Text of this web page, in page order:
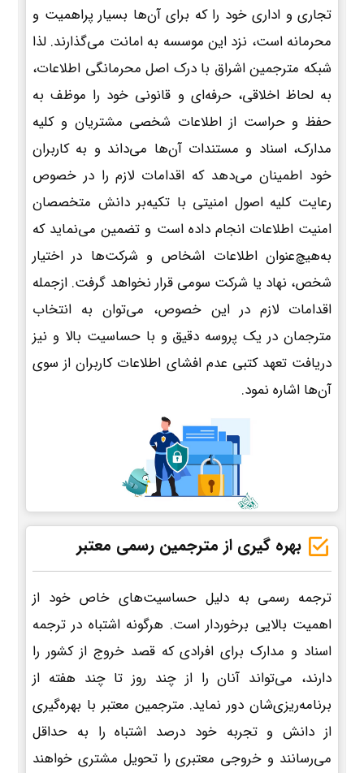
تجاری و اداری خود را که برای آن‌ها بسیار پراهمیت و
محرمانه است، نزد این موسسه به امانت می‌گذارند. لذا
شبکه مترجمین اشراق با درک اصل محرمانگی اطلاعات،
به لحاظ اخلاقی، حرفه‌ای و قانونی خود را موظف به
حفظ و حراست از اطلاعات شخصی مشتریان و کلیه
مدارک، اسناد و مستندات آن‌ها می‌داند و به کاربران
خود اطمینان می‌دهد که اقدامات لازم را در خصوص
رعایت کلیه اصول امنیتی با تکیه‌بر دانش متخصصان
امنیت اطلاعات انجام داده است و تضمین می‌نماید که
به‌هیچ‌عنوان اطلاعات اشخاص و شرکت‌ها در اختیار
شخص، نهاد یا شرکت سومی قرار نخواهد گرفت. ازجمله
اقدامات لازم در این خصوص، می‌توان به انتخاب
مترجمان در یک پروسه دقیق و با حساسیت بالا و نیز
دریافت تعهد کتبی عدم افشای اطلاعات کاربران از سوی
آن‌ها اشاره نمود.
بهره گیری از مترجمین رسمی معتبر
ترجمه رسمی به دلیل حساسیت‌های خاص خود از
اهمیت بالایی برخوردار است. هرگونه اشتباه در ترجمه
اسناد و مدارک برای افرادی که قصد خروج از کشور را
دارند، می‌تواند آنان را از چند روز تا چند هفته از
برنامه‌ریزی‌شان دور نماید. مترجمین معتبر با بهره‌گیری
از دانش و تجربه خود درصد اشتباه را به حداقل
می‌رسانند و خروجی معتبری را تحویل مشتری خواهند